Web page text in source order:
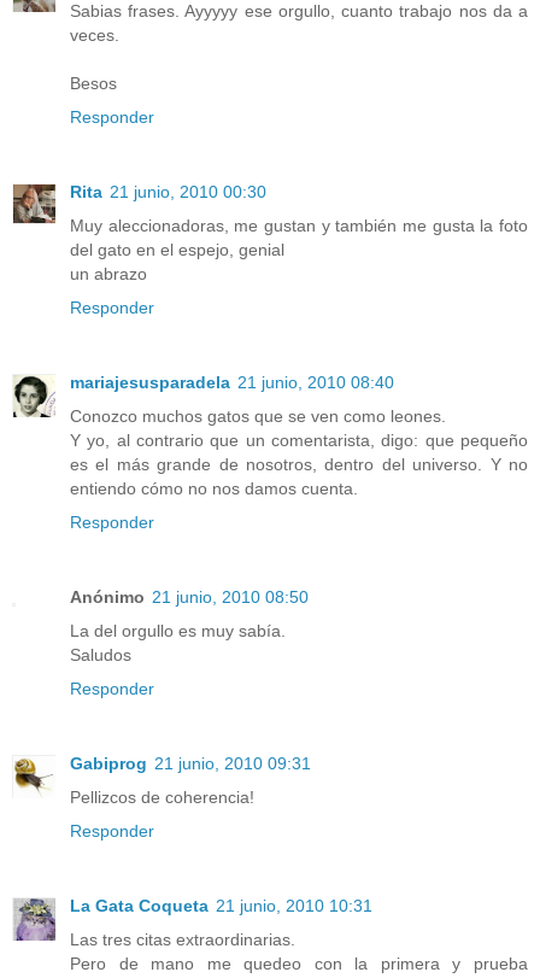
Sabias frases. Ayyyyy ese orgullo, cuanto trabajo nos da a
veces.
Besos
Responder
Rita 21 junio, 2010 00:30
Muy aleccionadoras, me gustan y también me gusta la foto
del gato en el espejo, genial
un abrazo
Responder
mariajesusparadela 21 junio, 2010 08:40
Conozco muchos gatos que se ven como leones.
Y yo, al contrario que un comentarista, digo: que pequeño
es el más grande de nosotros, dentro del universo. Y no
entiendo cómo no nos damos cuenta.
Responder
Anónimo 21 junio, 2010 08:50
La del orgullo es muy sabía.
Saludos
Responder
Gabiprog 21 junio, 2010 09:31
Pellizcos de coherencia!
Responder
La Gata Coqueta 21 junio, 2010 10:31
Las tres citas extraordinarias.
Pero de mano me quedeo con la primera y prueba